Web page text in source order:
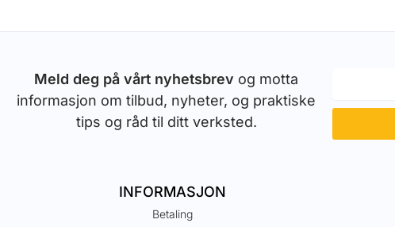
Meld deg på vårt nyhetsbrev og motta
informasjon om tilbud, nyheter, og praktiske
tips og råd til ditt verksted.
INFORMASJON
Betaling